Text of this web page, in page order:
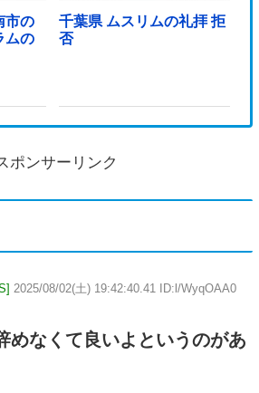
市の
ムの
千葉県 ムスリムの礼拝 拒
否
ポンサーリンク
2025/08/02(土) 19:42:40.41 ID:l/WyqOAA0
めなくて良いよというのがあ